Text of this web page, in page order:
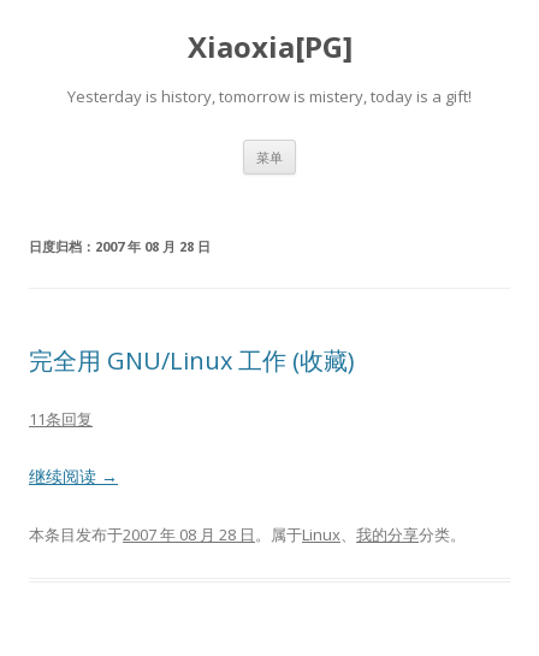
Xiaoxia[PG]
Yesterday is history, tomorrow is mistery, today is a gift!
菜单
日度归档： 2007 年 08 月 28 日
完全用 GNU/Linux 工作 (收藏)
11条回复
继续阅读 →
本条目发布于2007 年 08 月 28 日。属于Linux、 我的分享分类。